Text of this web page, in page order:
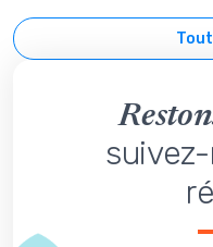
suivez-